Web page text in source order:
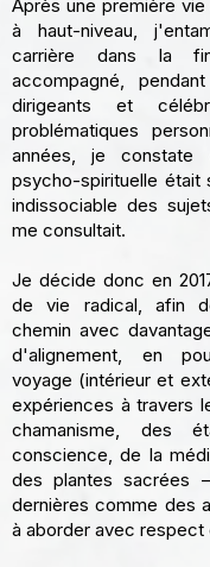
Après une première
à haut-niveau,
carrière dans la
accompagné,
dirigeants et
problématiques
années, je constate
psycho-spirituelle était
indissociable des
me consultait.
Je décide donc en
de vie radical, afin
chemin avec
d'alignement, en
voyage (intérieur et
expériences à travers
chamanisme, des
conscience, de la
des plantes sacrées
dernières comme des
à aborder avec respect